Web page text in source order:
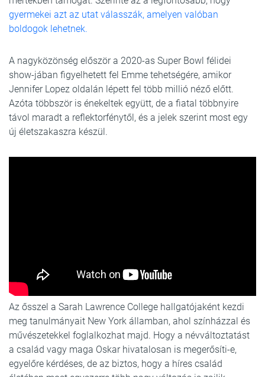
gyermekei azt az utat válasszák, amelyen valóban
boldogok lehetnek.
A nagyközönség először a 2020-as Super Bowl félidei
show-jában figyelhetett fel Emme tehetségére, amikor
Jennifer Lopez oldalán lépett fel több millió néző előtt.
Azóta többször is énekeltek együtt, de a fiatal többnyire
távol maradt a reflektorfénytől, és a jelek szerint most egy
új életszakaszra készül.
Az ősszel a Sarah Lawrence College hallgatójaként kezdi
meg tanulmányait New York államban, ahol színházzal és
művészetekkel foglalkozhat majd. Hogy a névváltoztatást
a család vagy maga Oskar hivatalosan is megerősíti-e,
egyelőre kérdéses, de az biztos, hogy a híres család